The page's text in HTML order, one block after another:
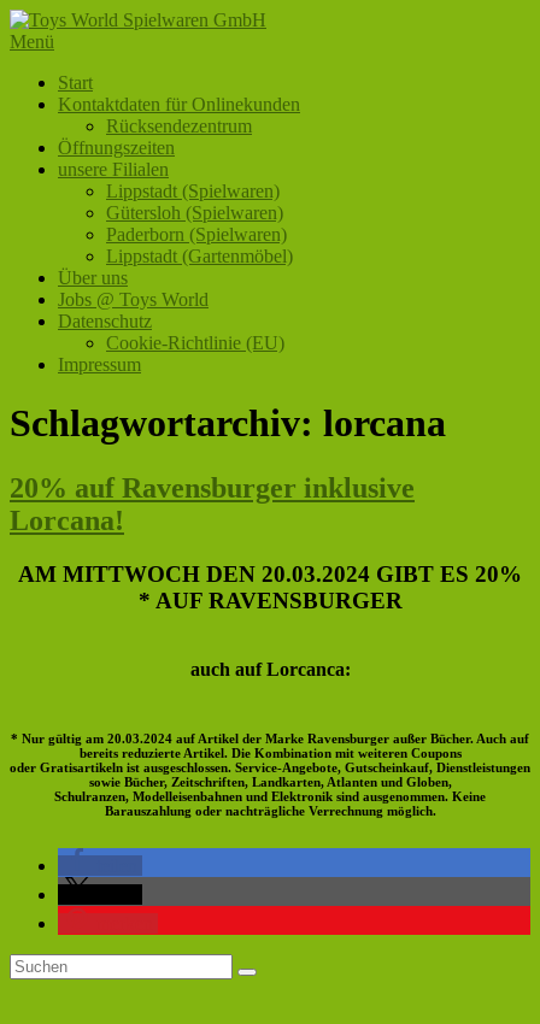
Zum
Inhalt
Menü
Primäres
Menü
Start
Kontaktdaten für Onlinekunden
Rücksendezentrum
Öffnungszeiten
unsere Filialen
Lippstadt (Spielwaren)
Gütersloh (Spielwaren)
Paderborn (Spielwaren)
Lippstadt (Gartenmöbel)
Über uns
Jobs @ Toys World
Datenschutz
Cookie-Richtlinie (EU)
Impressum
Schlagwortarchiv: lorcana
20% auf Ravensburger inklusive
Lorcana!
AM MITTWOCH DEN 20.03.2024 GIBT ES 20%
* AUF RAVENSBURGER
auch auf Lorcanca:
* Nur gültig am 20.03.2024 auf Artikel der Marke Ravensburger außer Bücher. Auch auf
bereits reduzierte Artikel. Die Kombination mit weiteren Coupons
oder Gratisartikeln ist ausgeschlossen. Service-Angebote, Gutscheinkauf, Dienstleistungen
sowie Bücher, Zeitschriften, Landkarten, Atlanten und Globen,
Schulranzen, Modelleisenbahnen und Elektronik sind ausgenommen. Keine
Barauszahlung oder nachträgliche Verrechnung möglich.
Primärer
Suchen
nach:
Suchen